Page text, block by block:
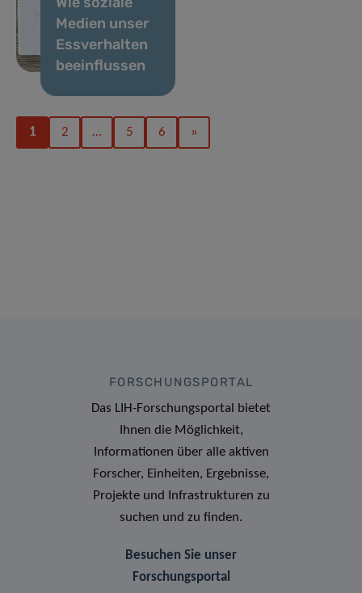
Medien unser
Essverhalten
beeinflussen
1 2 … 5 6 »
FORSCHUNGSPORTAL
Das LIH-Forschungsportal bietet
Ihnen die Möglichkeit,
Informationen über alle aktiven
Forscher, Einheiten, Ergebnisse,
Projekte und Infrastrukturen zu
suchen und zu finden.
Besuchen Sie unser
Forschungsportal